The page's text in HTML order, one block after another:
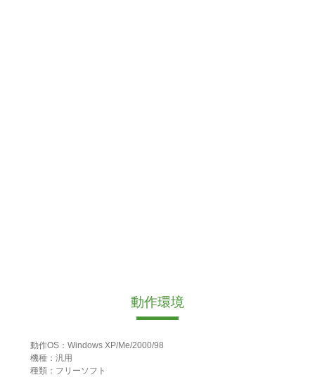
動作環境
動作OS：Windows XP/Me/2000/98
機種：汎用
種類：フリーソフト